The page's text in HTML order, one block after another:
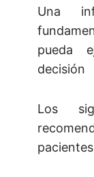
Una
pueda
decisión
Los